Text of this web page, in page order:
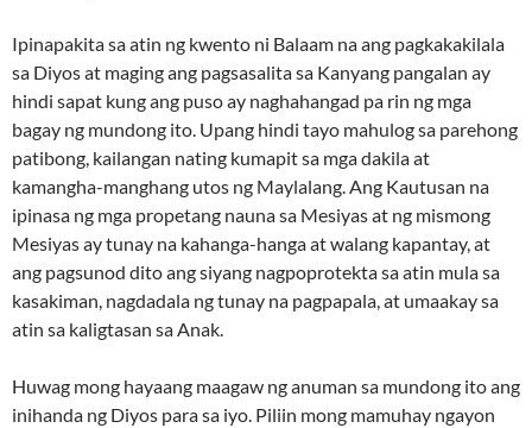
Ipinapakita sa atin ng kwento ni Balaam na ang pagkakakilala
sa Diyos at maging ang pagsasalita sa Kanyang pangalan ay
hindi sapat kung ang puso ay naghahangad pa rin ng mga
bagay ng mundong ito. Upang hindi tayo mahulog sa parehong
patibong, kailangan nating kumapit sa mga dakila at
kamangha-manghang utos ng Maylalang. Ang Kautusan na
ipinasa ng mga propetang nauna sa Mesiyas at ng mismong
Mesiyas ay tunay na kahanga-hanga at walang kapantay, at
ang pagsunod dito ang siyang nagpoprotekta sa atin mula sa
kasakiman, nagdadala ng tunay na pagpapala, at umaakay sa
atin sa kaligtasan sa Anak.
Huwag mong hayaang maagaw ng anuman sa mundong ito ang
inihanda ng Diyos para sa iyo. Piliin mong mamuhay ngayon